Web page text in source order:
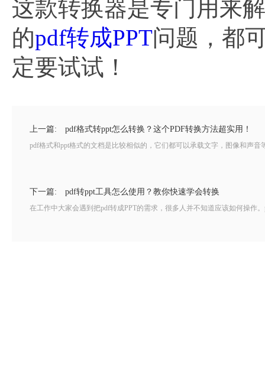
这款转换器是专门用来
的pdf转成PPT问题，都
定要试试！
上一篇: pdf格式转ppt怎么转换？这个PDF转换方法超实用！
pdf格式和ppt格式的文档是比较相似的，它们都可以承载文字，图像和声
下一篇: pdf转ppt工具怎么使用？教你快速学会转换
在工作中大家会遇到把pdf转成PPT的需求，很多人并不知道应该如何操作